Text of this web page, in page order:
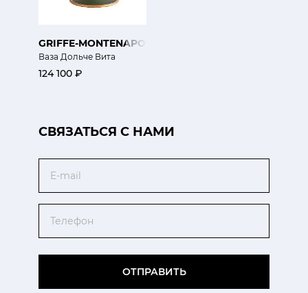
GRIFFE-MONTENAPOLEONE
Ваза Дольче Вита
124 100 ₽
CВЯЗАТЬСЯ С НАМИ
ОТПРАВИТЬ